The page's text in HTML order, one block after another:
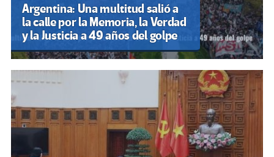
Argentina: Una multitud salió a
la calle por la Memoria, la Verdad
y la Justicia a 49 años del golpe